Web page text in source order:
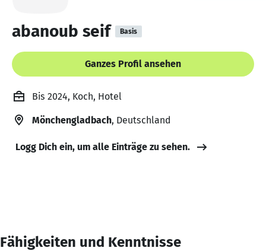
abanoub seif Basis
Ganzes Profil ansehen
Bis 2024, Koch, Hotel
Mönchengladbach, Deutschland
Logg Dich ein, um alle Einträge zu sehen.
Fähigkeiten und Kenntnisse